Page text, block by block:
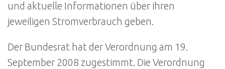
und aktuelle Informationen über ihren
jeweiligen Stromverbrauch geben.
Der Bundesrat hat der Verordnung am 19.
September 2008 zugestimmt. Die Verordnung